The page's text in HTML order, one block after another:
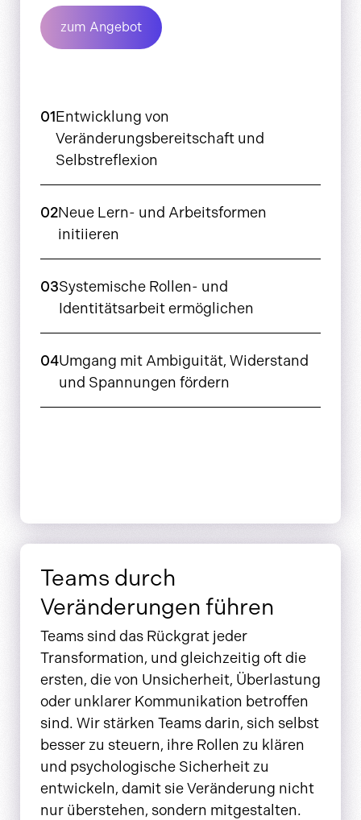
zum Angebot
01Entwicklung von
Veränderungsbereitschaft und
Selbstreflexion
02Neue Lern- und Arbeitsformen
initiieren
03Systemische Rollen- und
Identitätsarbeit ermöglichen
04Umgang mit Ambiguität, Widerstand
und Spannungen fördern
Teams durch
Veränderungen führen
Teams sind das Rückgrat jeder
Transformation, und gleichzeitig oft die
ersten, die von Unsicherheit, Überlastung
oder unklarer Kommunikation betroffen
sind. Wir stärken Teams darin, sich selbst
besser zu steuern, ihre Rollen zu klären
und psychologische Sicherheit zu
entwickeln, damit sie Veränderung nicht
nur überstehen, sondern mitgestalten.